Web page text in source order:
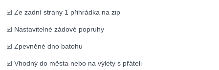
☑️ Ze zadní strany 1 přihrádka na zip
☑️ Nastavitelné zádové popruhy
☑️ Zpevněné dno batohu
☑️ Vhodný do města nebo na výlety s přáteli